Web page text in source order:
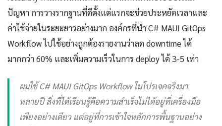
ปัญหา การวางรากฐานที่ดีตั้งแต่แรกจะช่วยประหยัดเวลาและ
ค่าใช้จ่ายในระยะยาวอย่างมาก องค์กรที่นำ C# MAUI GitOps
Workflow ไปใช้อย่างถูกต้องรายงานว่าลด downtime ได้
มากกว่า 60% และเพิ่มความเร็วในการ deploy ได้ 3-5 เท่า
ผมใช้ C# MAUI GitOps Workflow ในโปรเจคจริงมา
หลายปี สิ่งที่ได้เรียนรู้คือความสำเร็จไม่ได้อยู่ที่เครื่องมือ
เพียงอย่างเดียว แต่อยู่ที่การเข้าใจหลักการพื้นฐานอย่าง